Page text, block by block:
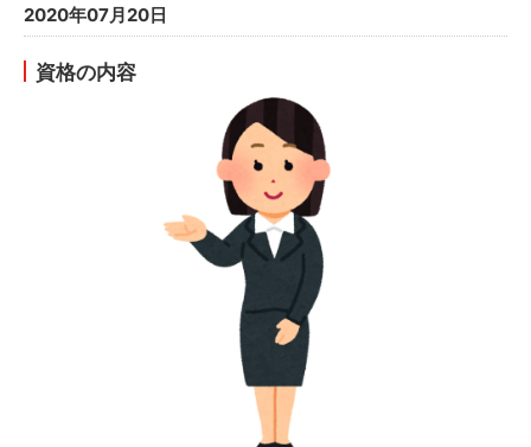
2020年07月20日
資格の内容